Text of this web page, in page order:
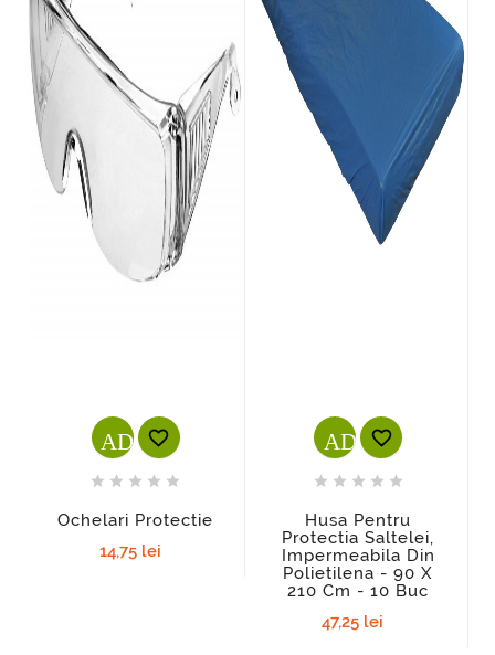
ADD_SHOPPING_CART

    
Ochelari Protectie
14,75 lei

    
Husa Pentru
Protectia Saltelei,
Impermeabila Din
Polietilena - 90 X
210 Cm - 10 Buc
47,25 lei